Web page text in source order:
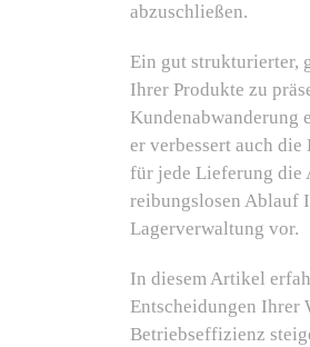
abzuschließen.
Ein gut strukturierter,
Ihrer Produkte zu
Kundenabwanderung
er verbessert auch
für jede Lieferung die
reibungslosen Ablauf
Lagerverwaltung vor.
In diesem Artikel
Entscheidungen Ihrer
Betriebseffizienz